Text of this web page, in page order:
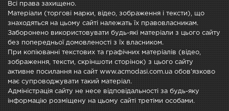
Всі права захищено.
Матеріали (торгові марки, відео, зображення і тексти), що
знаходяться на цьому сайті належать їх правовласникам.
Заборонено використовувати будь-які матеріали з цього сайту
без попередньої домовленості з їх власником.
При копіюванні текстових та графічних матеріалів (відео,
зображення, тексти, скріншоти сторінок) з цього сайту
активне посилання на сайт www.acmodasi.com.ua обов'язково
має супроводжувати такий матеріал.
Адміністрація сайту не несе відповідальності за будь-яку
інформацію розміщену на цьому сайті третіми особами.